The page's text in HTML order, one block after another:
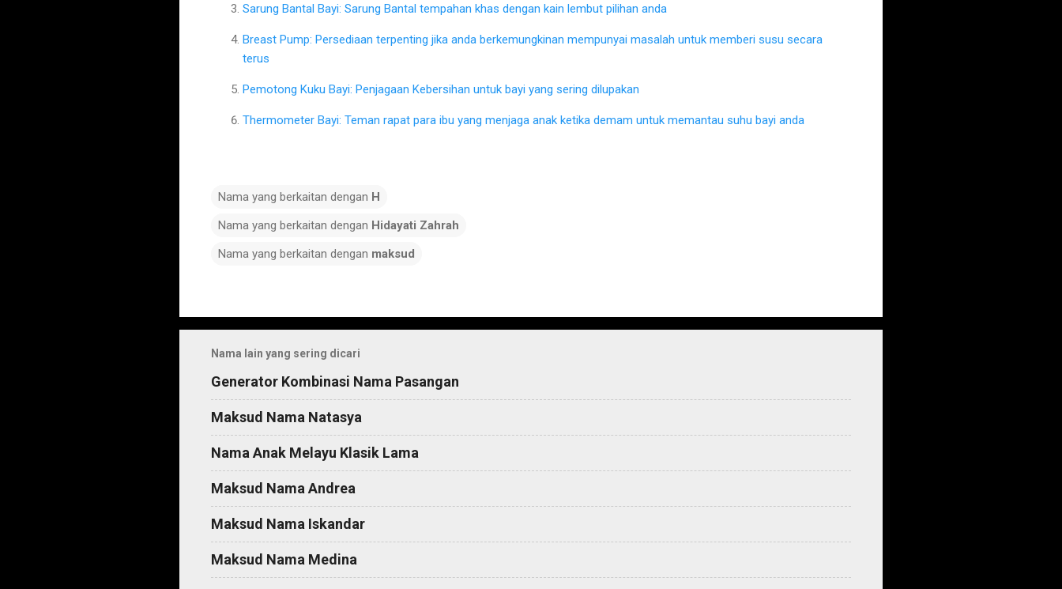
Sarung Bantal Bayi: Sarung Bantal tempahan khas dengan kain lembut pilihan anda
Breast Pump: Persediaan terpenting jika anda berkemungkinan mempunyai masalah untuk memberi susu secara
terus
Pemotong Kuku Bayi: Penjagaan Kebersihan untuk bayi yang sering dilupakan
Thermometer Bayi: Teman rapat para ibu yang menjaga anak ketika demam untuk memantau suhu bayi anda
Nama yang berkaitan dengan H
Nama yang berkaitan dengan Hidayati Zahrah
Nama yang berkaitan dengan maksud
e
n
t
s
Nama lain yang sering dicari
Generator Kombinasi Nama Pasangan
Maksud Nama Natasya
Nama Anak Melayu Klasik Lama
Maksud Nama Andrea
Maksud Nama Iskandar
Maksud Nama Medina